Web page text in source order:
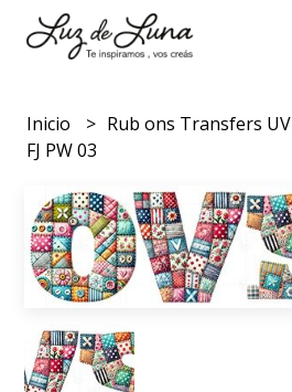
Inicio Rub ons Transfers UV
FJ PW 03